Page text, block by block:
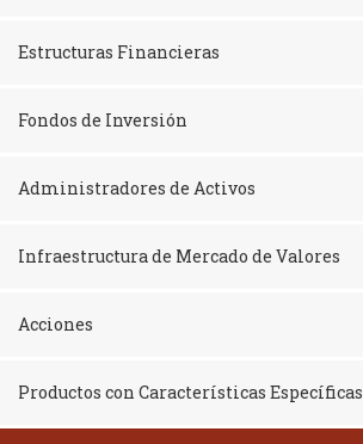
Estructuras Financieras
Fondos de Inversión
Administradores de Activos
Infraestructura de Mercado de Valores
Acciones
Productos con Características Específicas